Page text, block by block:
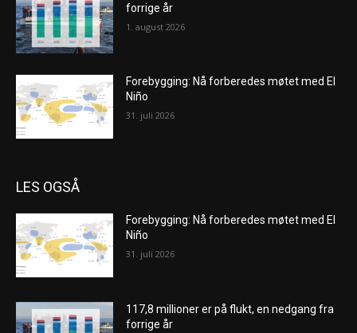
forrige år
1. august 2026
Forebygging: Nå forberedes møtet med El
Niño
31. juli 2026
LES OGSÅ
Forebygging: Nå forberedes møtet med El
Niño
31. juli 2026
117,8 millioner er på flukt, en nedgang fra
forrige år